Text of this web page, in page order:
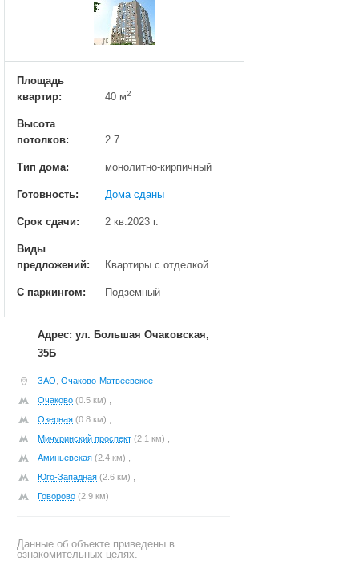
Площадь
квартир:
40 м2
Высота
потолков:
2.7
Тип дома: монолитно-кирпичный
Готовность: Дома сданы
Срок сдачи: 2 кв.2023 г.
Виды
предложений:
Квартиры с отделкой
С паркингом: Подземный
Адрес: ул. Большая Очаковская,
35Б
ЗАО Очаково-Матвеевское
Очаково (0.5 км) ,
Озерная (0.8 км) ,
Мичуринский проспект (2.1 км) ,
Аминьевская (2.4 км) ,
Юго-Западная (2.6 км) ,
Говорово (2.9 км)
Данные об объекте приведены в
ознакомительных целях.